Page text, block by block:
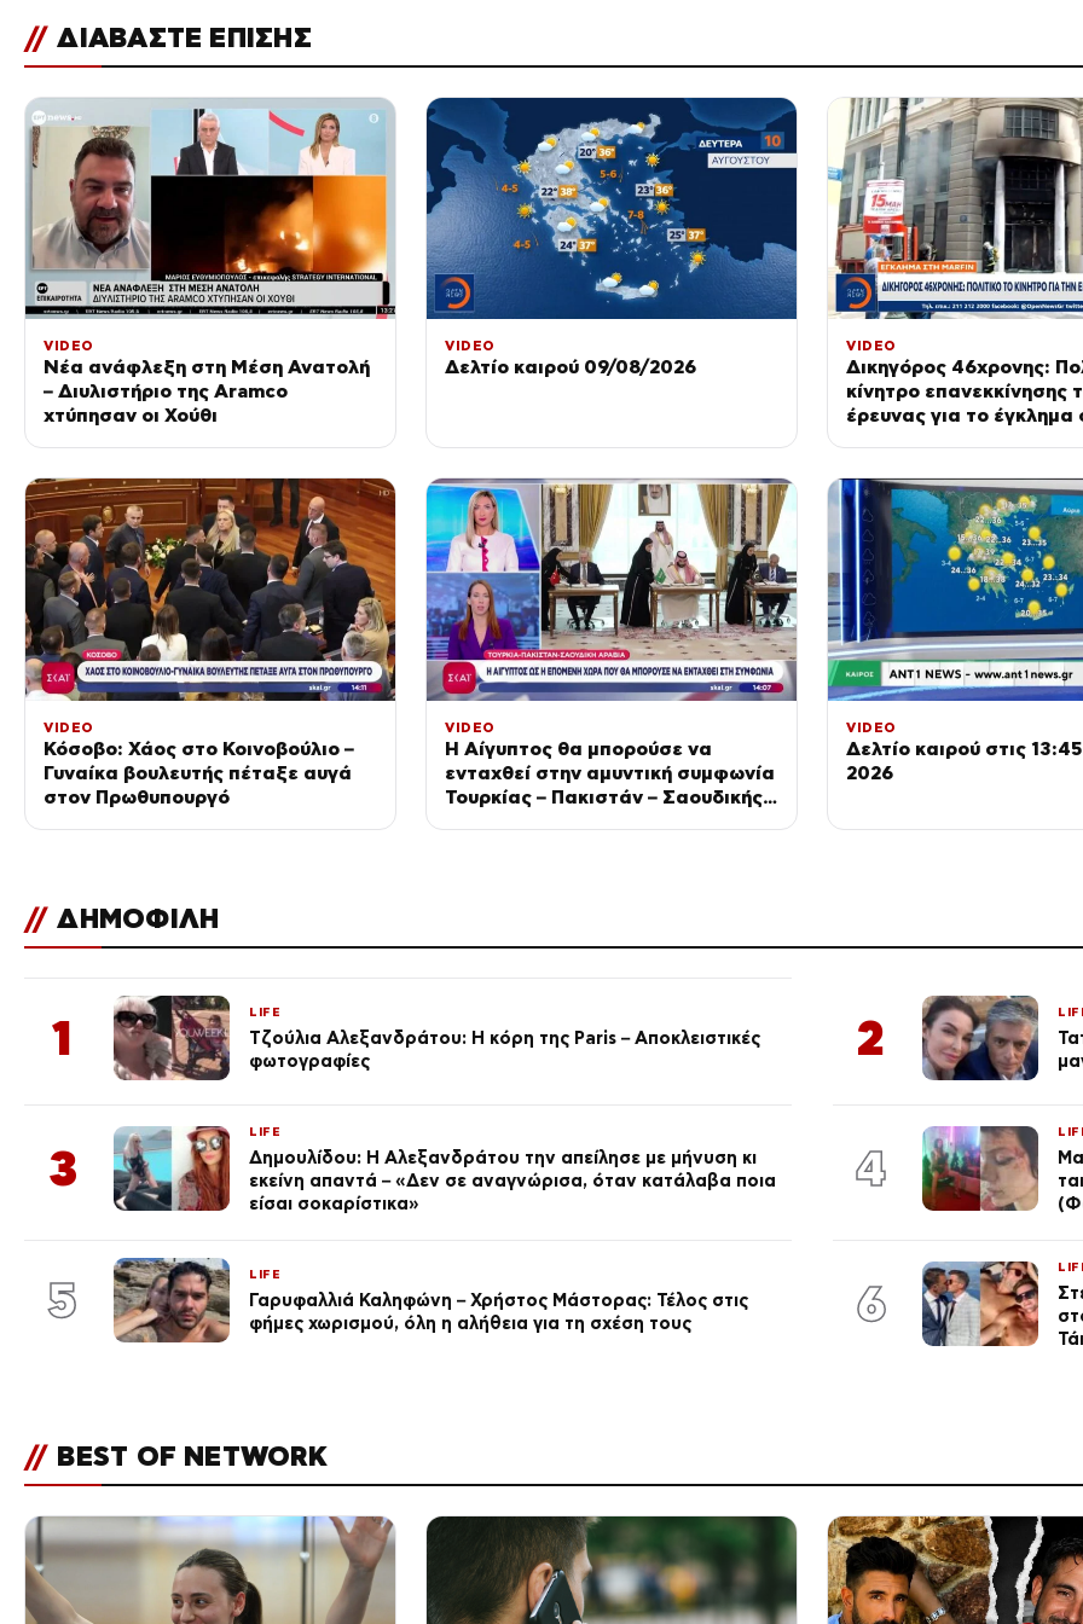
// ΔΙΑΒΑΣΤΕ ΕΠΙΣΗΣ
VIDEO
Νέα ανάφλεξη στη Μέση Ανατολή
– Διυλιστήριο της Aramco
χτύπησαν οι Χούθι
VIDEO
Δελτίο καιρού 09/08/2026
VIDEO
Δικηγόρος 46χρονης:
κίνητρο επανεκκίνησης
έρευνας για το έγκλημα
VIDEO
Κόσοβο: Χάος στο Κοινοβούλιο –
Γυναίκα βουλευτής πέταξε αυγά
στον Πρωθυπουργό
VIDEO
Η Αίγυπτος θα μπορούσε να
ενταχθεί στην αμυντική συμφωνία
Τουρκίας – Πακιστάν – Σαουδικής
VIDEO
Δελτίο καιρού στις
2026
// ΔΗΜΟΦΙΛΗ
1 LIFE
Τζούλια Αλεξανδράτου: Η κόρη της Paris – Αποκλειστικές
φωτογραφίες
2
3
LIFE
Δημουλίδου: Η Αλεξανδράτου την απείλησε με μήνυση κι
εκείνη απαντά – «Δεν σε αναγνώρισα, όταν κατάλαβα ποια
είσαι σοκαρίστικα»
4
5 LIFE
Γαρυφαλλιά Καληφώνη – Χρήστος Μάστορας: Τέλος στις
φήμες χωρισμού, όλη η αλήθεια για τη σχέση τους
6
// BEST OF NETWORK